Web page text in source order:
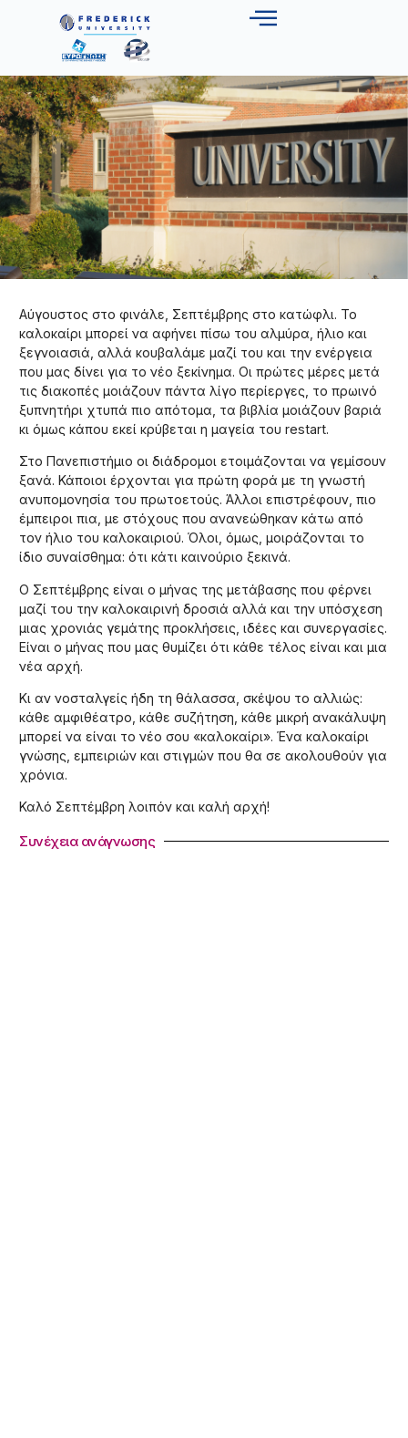
Αύγουστος στο φινάλε, Σεπτέμβρης στο κατώφλι. Το
καλοκαίρι μπορεί να αφήνει πίσω του αλμύρα, ήλιο και
ξεγνοιασιά, αλλά κουβαλάμε μαζί του και την ενέργεια
που μας δίνει για το νέο ξεκίνημα. Οι πρώτες μέρες μετά
τις διακοπές μοιάζουν πάντα λίγο περίεργες, το πρωινό
ξυπνητήρι χτυπά πιο απότομα, τα βιβλία μοιάζουν βαριά
κι όμως κάπου εκεί κρύβεται η μαγεία του restart.
Στο Πανεπιστήμιο οι διάδρομοι ετοιμάζονται να γεμίσουν
ξανά. Κάποιοι έρχονται για πρώτη φορά με τη γνωστή
ανυπομονησία του πρωτοετούς. Άλλοι επιστρέφουν, πιο
έμπειροι πια, με στόχους που ανανεώθηκαν κάτω από
τον ήλιο του καλοκαιριού. Όλοι, όμως, μοιράζονται το
ίδιο συναίσθημα: ότι κάτι καινούριο ξεκινά.
Ο Σεπτέμβρης είναι ο μήνας της μετάβασης που φέρνει
μαζί του την καλοκαιρινή δροσιά αλλά και την υπόσχεση
μιας χρονιάς γεμάτης προκλήσεις, ιδέες και συνεργασίες.
Είναι ο μήνας που μας θυμίζει ότι κάθε τέλος είναι και μια
νέα αρχή.
Κι αν νοσταλγείς ήδη τη θάλασσα, σκέψου το αλλιώς:
κάθε αμφιθέατρο, κάθε συζήτηση, κάθε μικρή ανακάλυψη
μπορεί να είναι το νέο σου «καλοκαίρι». Ένα καλοκαίρι
γνώσης, εμπειριών και στιγμών που θα σε ακολουθούν για
χρόνια.
Καλό Σεπτέμβρη λοιπόν και καλή αρχή!
Συνέχεια ανάγνωσης